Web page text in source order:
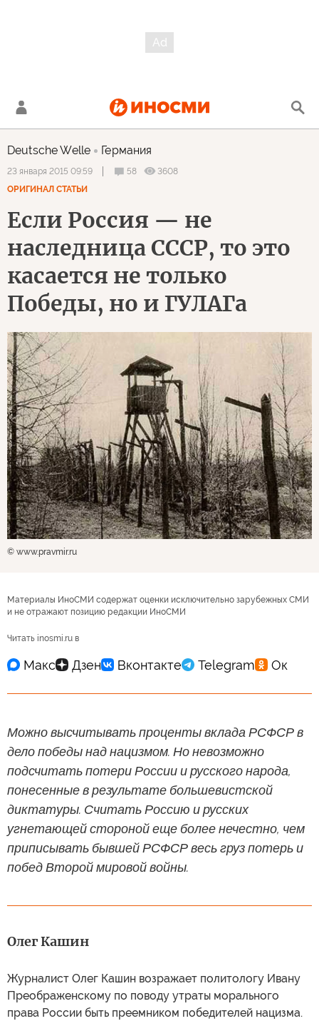
Deutsche Welle Германия
23 января 2015 09:59 58
3608
ОРИГИНАЛ СТАТЬИ
Если Россия — не
наследница СССР, то это
касается не только
Победы, но и ГУЛАГа
© www.pravmir.ru
Материалы ИноСМИ содержат оценки исключительно зарубежных СМИ
и не отражают позицию редакции ИноСМИ
Читать inosmi.ru в
Можно высчитывать проценты вклада РСФСР в
дело победы над нацизмом. Но невозможно
подсчитать потери России и русского народа,
понесенные в результате большевистской
диктатуры. Считать Россию и русских
угнетающей стороной еще более нечестно, чем
приписывать бывшей РСФСР весь груз потерь и
побед Второй мировой войны.
Олег Кашин
Журналист Олег Кашин возражает политологу Ивану
Преображенскому по поводу утраты морального
права России быть преемником победителей нацизма.